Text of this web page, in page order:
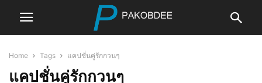
Home Tags แคปชั่นคู่รักกวนๆ
แคปชั่นคู่รักกวนๆ